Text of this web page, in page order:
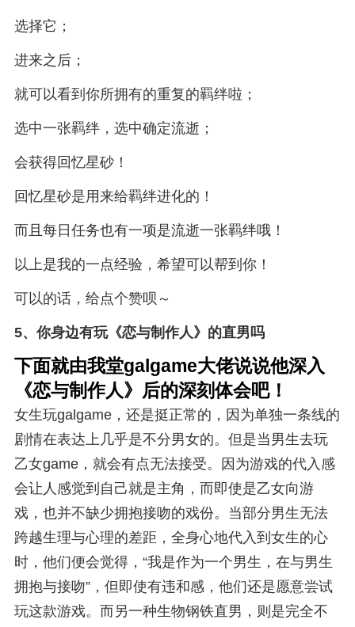
选择它；
进来之后；
就可以看到你所拥有的重复的羁绊啦；
选中一张羁绊，选中确定流逝；
会获得回忆星砂！
回忆星砂是用来给羁绊进化的！
而且每日任务也有一项是流逝一张羁绊哦！
以上是我的一点经验，希望可以帮到你！
可以的话，给点个赞呗～
5、 你身边有玩《恋与制作人》的直男吗
下面就由我堂galgame大佬说说他深入
《恋与制作人》后的深刻体会吧！
女生玩galgame，还是挺正常的，因为单独一条线的
剧情在表达上几乎是不分男女的。但是当男生去玩
乙女game，就会有点无法接受。因为游戏的代入感
会让人感觉到自己就是主角，而即使是乙女向游
戏，也并不缺少拥抱接吻的戏份。当部分男生无法
跨越生理与心理的差距，全身心地代入到女生的心
时，他们便会觉得，“我是作为一个男生，在与男生
拥抱与接吻”，但即使有违和感，他们还是愿意尝试
玩这款游戏。而另一种生物钢铁直男，则是完全不